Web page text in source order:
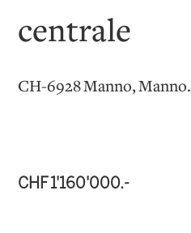
centrale
CH-6928 Manno, Manno.
CHF 1'160'000.-